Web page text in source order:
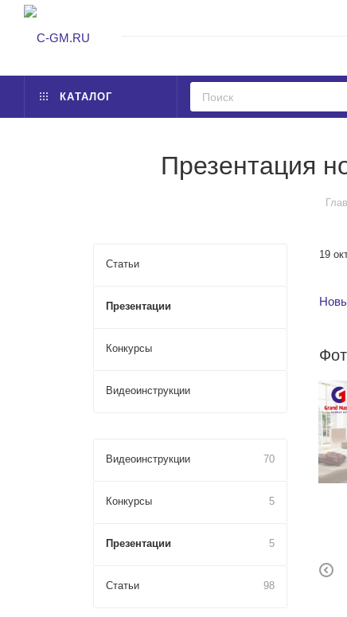
КАТАЛОГ
Презентация
19
Статьи
Презентации
Конкурсы
Видеоинструкции
Видеоинструкции 70
Конкурсы 5
Презентации 5
Статьи 98